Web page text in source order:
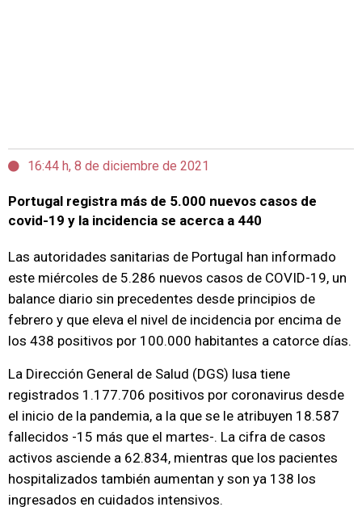
16:44 h, 8 de diciembre de 2021
Portugal registra más de 5.000 nuevos casos de
covid-19 y la incidencia se acerca a 440
Las autoridades sanitarias de Portugal han informado
este miércoles de 5.286 nuevos casos de COVID-19, un
balance diario sin precedentes desde principios de
febrero y que eleva el nivel de incidencia por encima de
los 438 positivos por 100.000 habitantes a catorce días.
La Dirección General de Salud (DGS) lusa tiene
registrados 1.177.706 positivos por coronavirus desde
el inicio de la pandemia, a la que se le atribuyen 18.587
fallecidos -15 más que el martes-. La cifra de casos
activos asciende a 62.834, mientras que los pacientes
hospitalizados también aumentan y son ya 138 los
ingresados en cuidados intensivos.